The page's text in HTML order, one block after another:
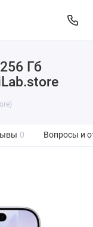
Гб
0 Вопросы и